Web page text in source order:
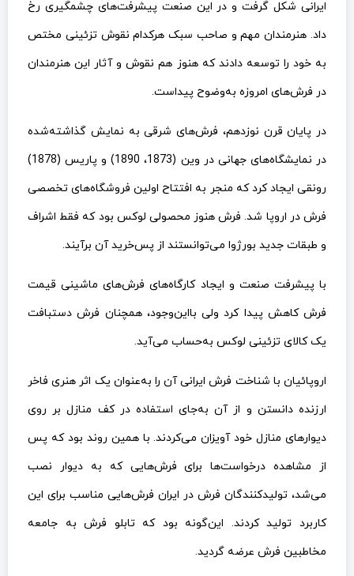
ایرانی شکل گرفت و در این صنعت پیشرفت‌های چشمگیری رخ
داد. هنرمندان مهم و صاحب سبک هرکدام نقوش تزئینی مختص
به خود را توسعه دادند که هنوز هم نقوش و آثار این هنرمندان
در فرش‌های امروزه به‌وضوح پیداست.
در پایان قرن نوزدهم، فرش‌های شرقی به نمایش گذاشته‌شده
در نمایشگاه‌های جهانی در وین (1873، 1890) و پاریس (1878)
رونقی ایجاد کرد که منجر به افتتاح اولین فروشگاه‌های تخصصی
فرش در اروپا شد. فرش هنوز محصولی لوکس بود که فقط اشراف
و طبقات جدید بورژوا می‌توانستند از پس‌خرید آن برآیند.
با پیشرفت صنعت و ایجاد کارگاه‌های فرش‌های ماشینی قیمت
فرش کاهش پیدا کرد ولی بااین‌وجود، همچنان فرش دستبافت
یک کالای تزئینی لوکس به‌حساب می‌آید.
اروپائیان با شناخت فرش ایرانی آن را به‌عنوان یک اثر هنری فاخر
ارزنده دانستن و از آن به‌جای استفاده در کف منازل بر روی
دیوارهای منازل خود آویزان می‌کردند. با همین روند بود که پس
از مشاهده درخواست‌ها برای فرش‌هایی که به دیوار نصب
می‌شد، تولیدکنندگان فرش در ایران فرش‌هایی مناسب برای این
کاربرد تولید کردند. این‌گونه بود که تابلو فرش به جامعه
مخاطبین فرش عرضه گردید.